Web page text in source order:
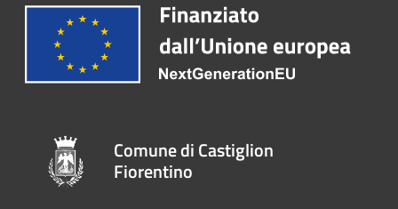
Comune di Castiglion
Fiorentino